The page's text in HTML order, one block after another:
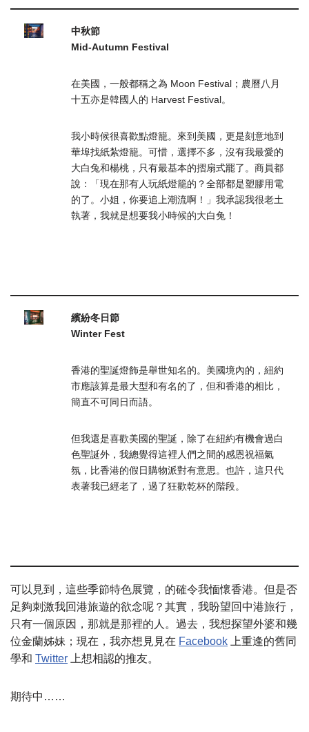
中秋節
Mid-Autumn Festival
在美國，一般都稱之為 Moon Festival；農曆八月
十五亦是韓國人的 Harvest Festival。
我小時候很喜歡點燈籠。來到美國，更是刻意地到
華埠找紙紮燈籠。可惜，選擇不多，沒有我最愛的
大白兔和楊桃，只有最基本的摺扇式罷了。商員都
說：「現在那有人玩紙燈籠的？全部都是塑膠用電
的了。小姐，你要追上潮流啊！」我承認我很老土
執著，我就是想要我小時候的大白兔！
繽紛冬日節
Winter Fest
香港的聖誕燈飾是舉世知名的。美國境內的，紐約
市應該算是最大型和有名的了，但和香港的相比，
簡直不可同日而語。
但我還是喜歡美國的聖誕，除了在紐約有機會過白
色聖誕外，我總覺得這裡人們之間的感恩祝福氣
氛，比香港的假日購物派對有意思。也許，這只代
表著我已經老了，過了狂歡乾杯的階段。
可以見到，這些季節特色展覽，的確令我愐懷香港。但是否
足夠刺激我回港旅遊的欲念呢？其實，我盼望回中港旅行，
只有一個原因，那就是那裡的人。過去，我想探望外婆和幾
位金蘭姊妹；現在，我亦想見見在 Facebook 上重逢的舊同
學和 Twitter 上想相認的推友。
期待中……